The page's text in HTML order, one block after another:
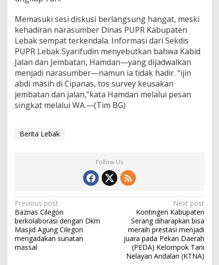
Memasuki sesi diskusi berlangsung hangat, meski
kehadiran narasumber Dinas PUPR Kabupaten
Lebak sempat terkendala. Informasi dari Sekdis
PUPR Lebak Syarifudin menyebutkan bahwa Kabid
Jalan dan Jembatan, Hamdan—yang dijadwalkan
menjadi narasumber—namun ia tidak hadir. “ijin
abdi masih di Cipanas, tos survey keusakan
jembatan dan jalan,”kata Hamdan melalui pesan
singkat melalui WA.—(Tim BG)
Berita Lebak
Follow Us
Post
navigation
Previous post
Baznas Cilegon
berkolaborasi dengan Dkm
Masjid Agung Cilegon
mengadakan sunatan
massal
Next post
Kontingen Kabupaten
Serang diharapkan bisa
meraih prestasi menjadi
juara pada Pekan Daerah
(PEDA) Kelompok Tani
Nelayan Andalan (KTNA)